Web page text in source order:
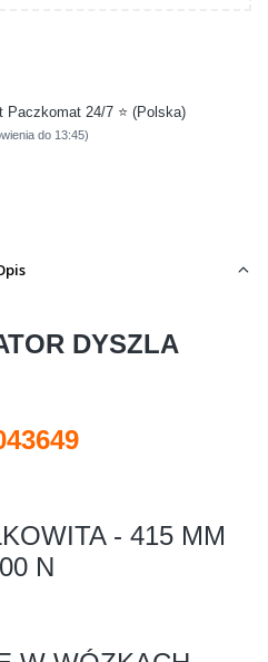
Paczkomat 24/7 ⭐ (Polska)
do 13:45)
DYSZLA
- 415 MM
N